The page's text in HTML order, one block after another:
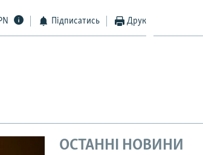
Підписатись Друк
ОСТАННІ НОВИНИ